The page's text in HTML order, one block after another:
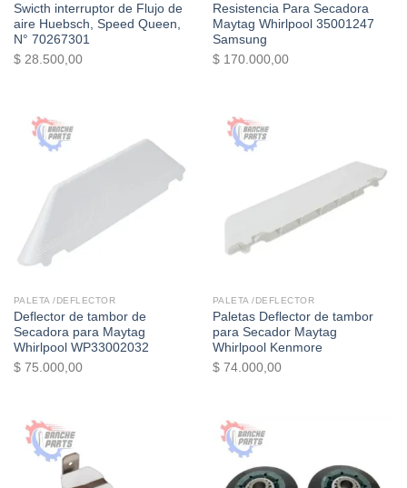
Swicth interruptor de Flujo de
aire Huebsch, Speed Queen,
N° 70267301
$28.500,00
Resistencia Para Secadora
Maytag Whirlpool 35001247
Samsung
$170.000,00
PALETA /DEFLECTOR
Deflector de tambor de
Secadora para Maytag
Whirlpool WP33002032
$75.000,00
PALETA /DEFLECTOR
Paletas Deflector de tambor
para Secador Maytag
Whirlpool Kenmore
$74.000,00